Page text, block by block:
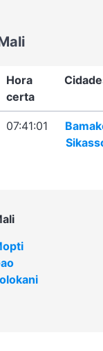
Hora
certa
07:41:01